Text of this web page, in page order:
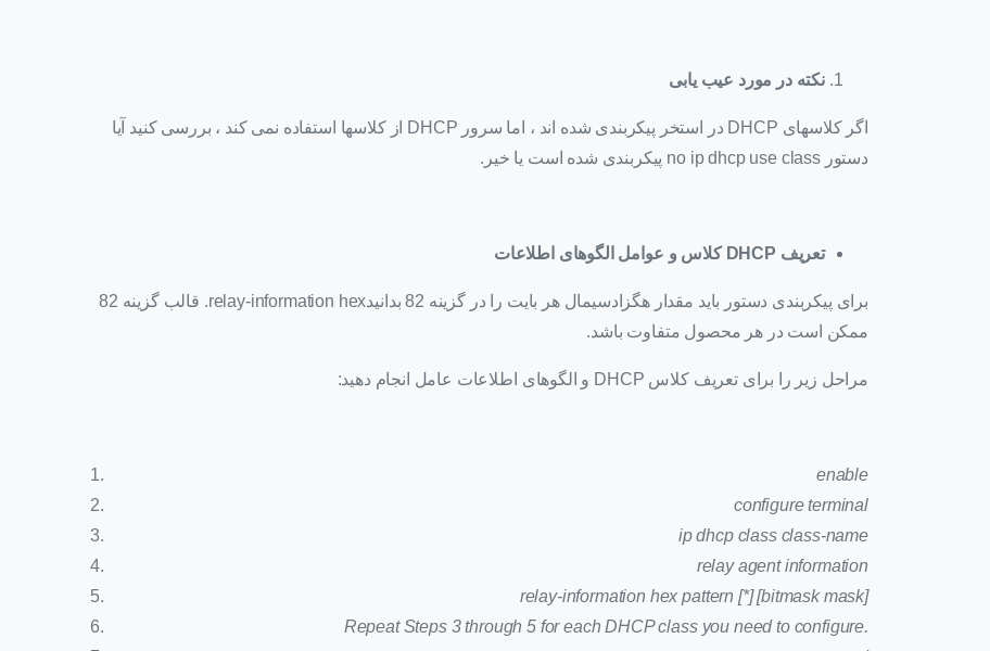
نکته در مورد عیب یابی
اگر کلاسهای DHCP در استخر پیکربندی شده اند ، اما سرور DHCP از کلاسها استفاده نمی کند ، بررسی کنید آیا
دستور no ip dhcp use class پیکربندی شده است یا خیر.
تعریف کلاس و عوامل الگوهای اطلاعات
برای پیکربندی دستور باید مقدار هگزادسیمال هر بایت را در گزینه 82 بدانیدrelay-information hex. قالب گزینه 82
ممکن است در هر محصول متفاوت باشد.
مراحل زیر را برای تعریف کلاس DHCP و الگوهای اطلاعات عامل انجام دهید:
enable
configure terminal
ip dhcp class class-name
relay agent information
relay-information hex pattern [*] [bitmask mask]
Repeat Steps 3 through 5 for each DHCP class you need to configure.